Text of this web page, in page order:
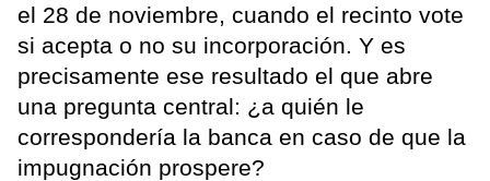
el 28 de noviembre, cuando el recinto vote
si acepta o no su incorporación. Y es
precisamente ese resultado el que abre
una pregunta central: ¿a quién le
correspondería la banca en caso de que la
impugnación prospere?